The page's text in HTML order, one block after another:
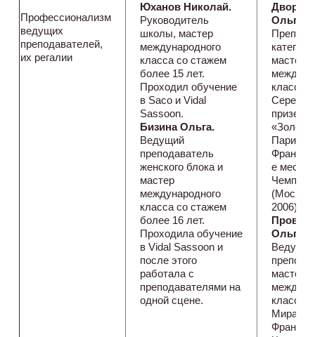
Профессионализм
ведущих
преподавателей,
их регалии
Юханов Николай.
Руководитель
школы, мастер
международного
класса со стажем
более 15 лет.
Проходил обучение
в Saco и Vidal
Sassoon.
Бизина Ольга.
Ведущий
преподаватель
женского блока и
мастер
международного
класса со стажем
более 16 лет.
Проходила обучение
в Vidal Sassoon и
после этого
работала с
преподавателями на
одной сцене.
Ольга.
мастер
класса.
призер
Франция
е место
2006).
Ольга.
Ведущий
мастер
класса.
Мира
Франция